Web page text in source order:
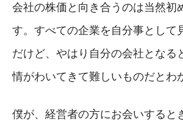
会社の株価と向き合うのは当然初
す。すべての企業を自分事として
だけど、やはり自分の会社となる
情がわいてきて難しいものだとわ
僕が、経営者の方にお会いすると